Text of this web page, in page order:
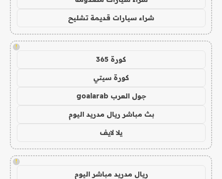
شراء سيارات قديمة تشليح
!
كورة 365
كورة سيتي
جول العرب goalarab
بث مباشر ريال مدريد اليوم
يلا لايف
!
ريال مدريد مباشر اليوم